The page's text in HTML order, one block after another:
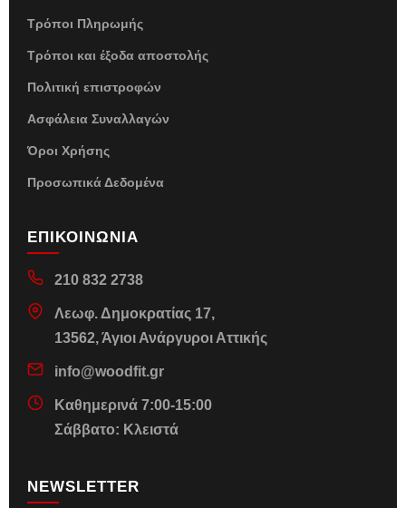
Τρόποι Πληρωμής
Τρόποι και έξοδα αποστολής
Πολιτική επιστροφών
Ασφάλεια Συναλλαγών
Όροι Χρήσης
Προσωπικά Δεδομένα
ΕΠΙΚΟΙΝΩΝΙΑ
210 832 2738
Λεωφ. Δημοκρατίας 17,
13562, Άγιοι Ανάργυροι Αττικής
info@woodfit.gr
Καθημερινά 7:00-15:00
Σάββατο: Κλειστά
NEWSLETTER